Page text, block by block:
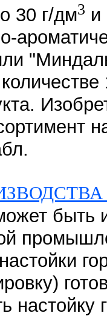
30 г/дм3 и
быть
настойку